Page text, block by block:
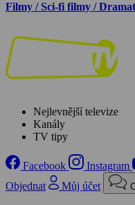
Filmy / Sci-fi filmy /
Nejlevnější televize
Kanály
TV tipy
Facebook Instagram
Objednat
Můj účet